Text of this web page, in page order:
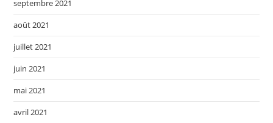
septembre 2021
août 2021
juillet 2021
juin 2021
mai 2021
avril 2021